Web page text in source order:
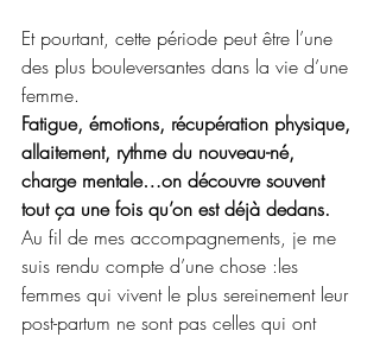
Et pourtant, cette période peut être l’une
des plus bouleversantes dans la vie d’une
femme.
Fatigue, émotions, récupération physique,
allaitement, rythme du nouveau-né,
charge mentale…on découvre souvent
tout ça une fois qu’on est déjà dedans.
Au fil de mes accompagnements, je me
suis rendu compte d’une chose :les
femmes qui vivent le plus sereinement leur
post-partum ne sont pas celles qui ont